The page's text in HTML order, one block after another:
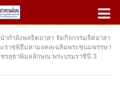
กำลังพลจิตอาสา จัดกิจกรรมจิตอาสา
ะราชพิธีมหามงคลเฉลิมพระชนมพรรษา
รสุธาพิมลลักษณ พระบรมราชินี 3